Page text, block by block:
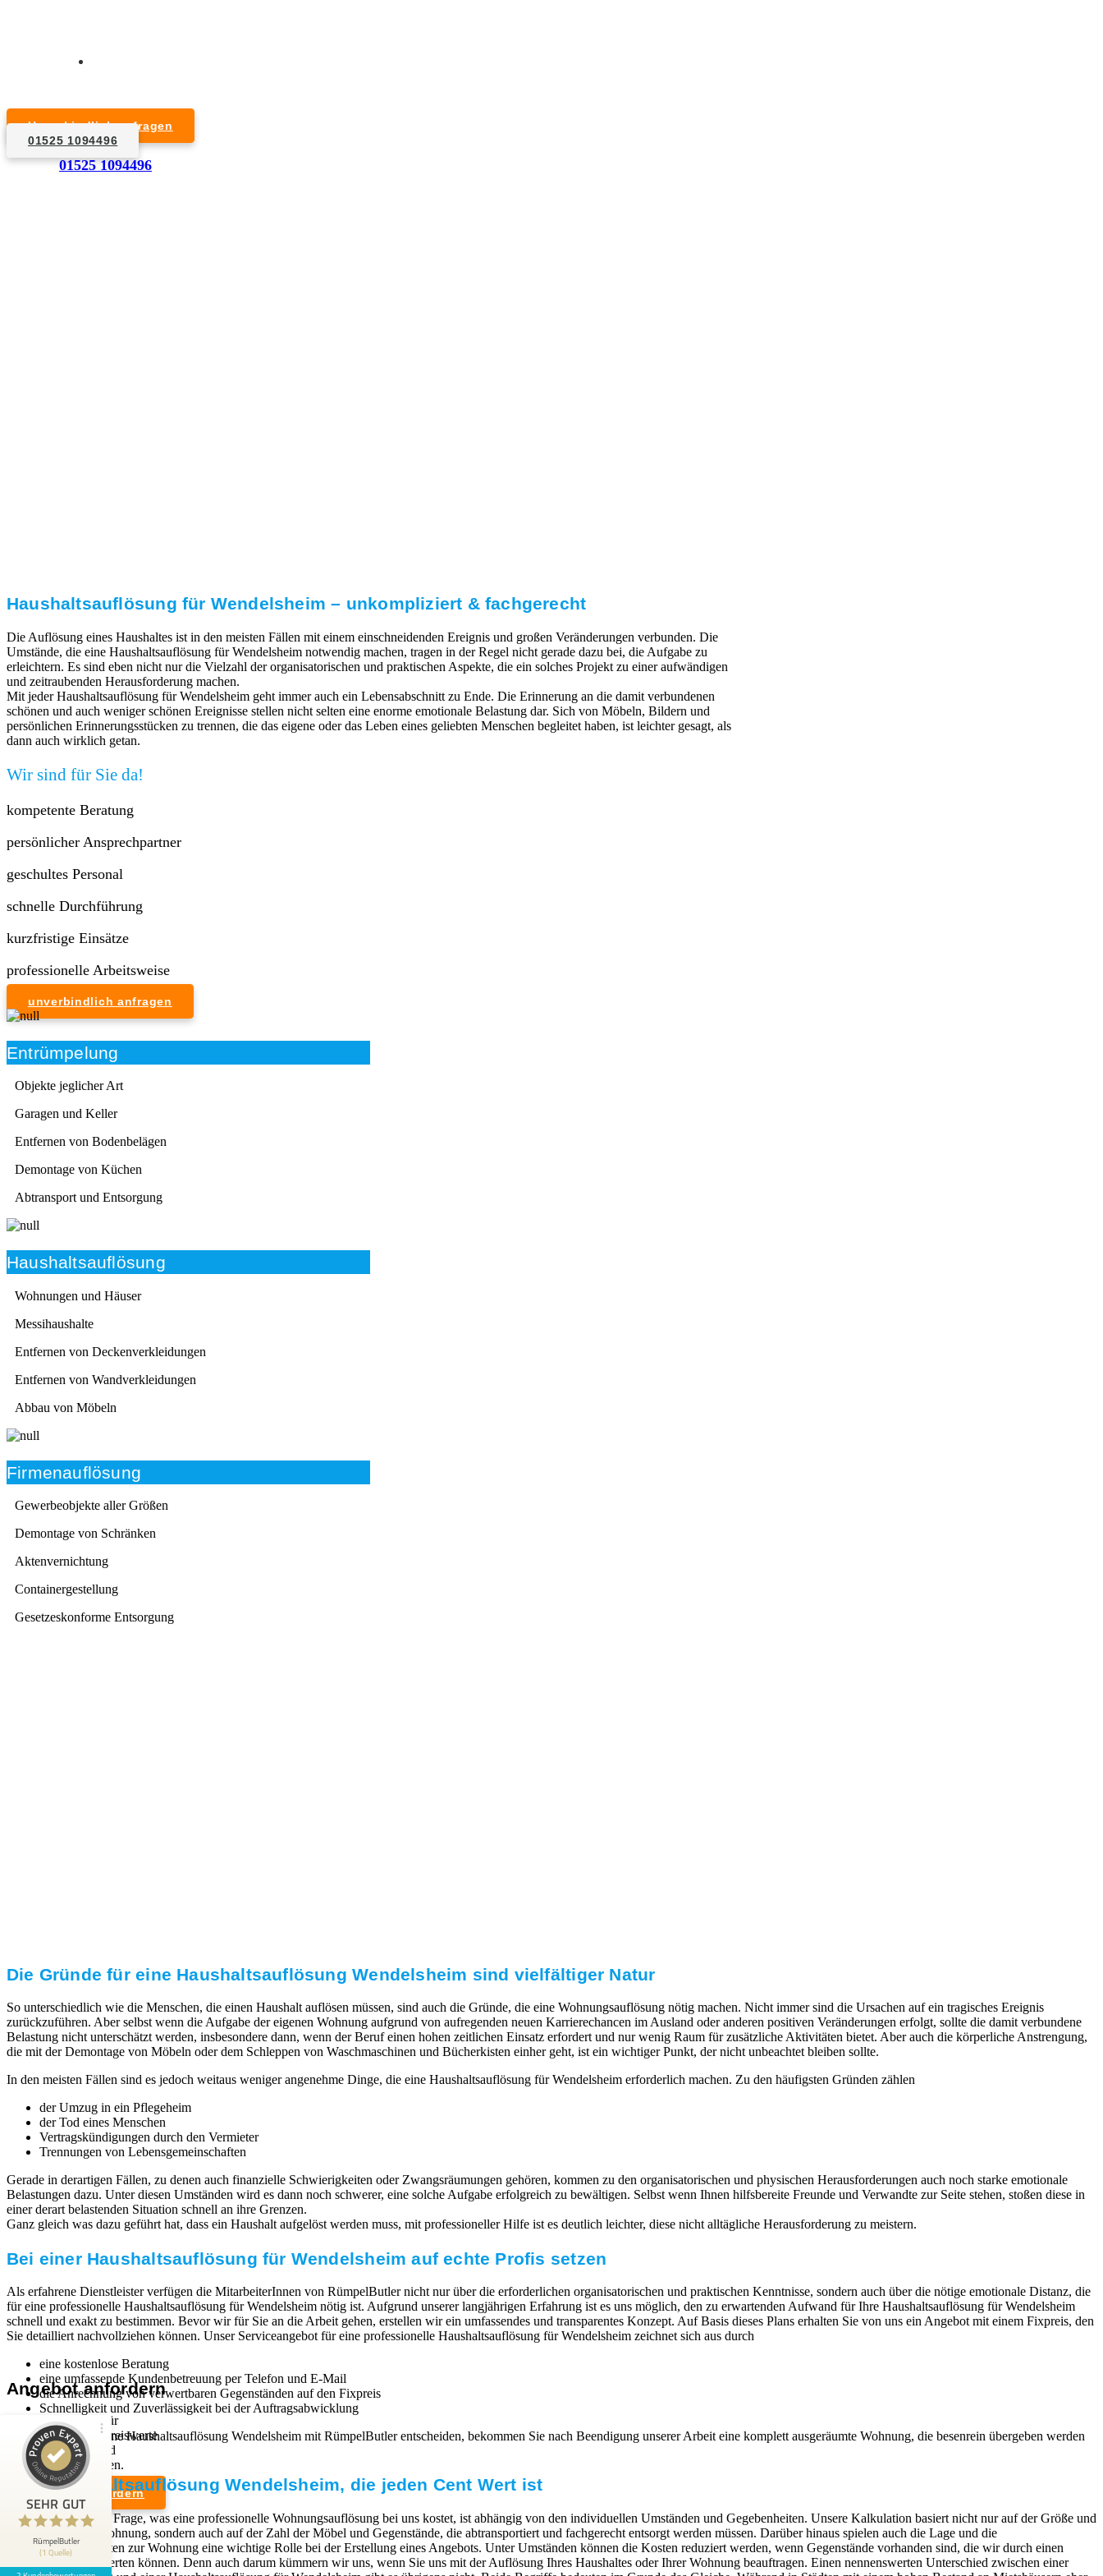
01525 1094496
Unverbindlich anfragen
01525 1094496
1. Anfrage
Haushaltsauflösung für Wendelsheim – unkompliziert & fachgerecht
Die Auflösung eines Haushaltes ist in den meisten Fällen mit einem einschneidenden Ereignis und großen Veränderungen verbunden. Die
Umstände, die eine Haushaltsauflösung für Wendelsheim notwendig machen, tragen in der Regel nicht gerade dazu bei, die Aufgabe zu
erleichtern. Es sind eben nicht nur die Vielzahl der organisatorischen und praktischen Aspekte, die ein solches Projekt zu einer aufwändigen
und zeitraubenden Herausforderung machen.
Mit jeder Haushaltsauflösung für Wendelsheim geht immer auch ein Lebensabschnitt zu Ende. Die Erinnerung an die damit verbundenen
schönen und auch weniger schönen Ereignisse stellen nicht selten eine enorme emotionale Belastung dar. Sich von Möbeln, Bildern und
persönlichen Erinnerungsstücken zu trennen, die das eigene oder das Leben eines geliebten Menschen begleitet haben, ist leichter gesagt, als
dann auch wirklich getan.
Wir sind für Sie da!
kompetente Beratung
persönlicher Ansprechpartner
geschultes Personal
schnelle Durchführung
kurzfristige Einsätze
professionelle Arbeitsweise
unverbindlich anfragen
Entrümpelung
Objekte jeglicher Art
Garagen und Keller
Entfernen von Bodenbelägen
Demontage von Küchen
Abtransport und Entsorgung
Haushaltsauflösung
Wohnungen und Häuser
Messihaushalte
Entfernen von Deckenverkleidungen
Entfernen von Wandverkleidungen
Abbau von Möbeln
Firmenauflösung
Gewerbeobjekte aller Größen
Demontage von Schränken
Aktenvernichtung
Containergestellung
Gesetzeskonforme Entsorgung
Die Gründe für eine Haushaltsauflösung Wendelsheim sind vielfältiger Natur
So unterschiedlich wie die Menschen, die einen Haushalt auflösen müssen, sind auch die Gründe, die eine Wohnungsauflösung nötig machen. Nicht immer sind die Ursachen auf ein tragisches Ereignis
zurückzuführen. Aber selbst wenn die Aufgabe der eigenen Wohnung aufgrund von aufregenden neuen Karrierechancen im Ausland oder anderen positiven Veränderungen erfolgt, sollte die damit verbundene
Belastung nicht unterschätzt werden, insbesondere dann, wenn der Beruf einen hohen zeitlichen Einsatz erfordert und nur wenig Raum für zusätzliche Aktivitäten bietet. Aber auch die körperliche Anstrengung,
die mit der Demontage von Möbeln oder dem Schleppen von Waschmaschinen und Bücherkisten einher geht, ist ein wichtiger Punkt, der nicht unbeachtet bleiben sollte.
In den meisten Fällen sind es jedoch weitaus weniger angenehme Dinge, die eine Haushaltsauflösung für Wendelsheim erforderlich machen. Zu den häufigsten Gründen zählen
der Umzug in ein Pflegeheim
der Tod eines Menschen
Vertragskündigungen durch den Vermieter
Trennungen von Lebensgemeinschaften
Gerade in derartigen Fällen, zu denen auch finanzielle Schwierigkeiten oder Zwangsräumungen gehören, kommen zu den organisatorischen und physischen Herausforderungen auch noch starke emotionale
Belastungen dazu. Unter diesen Umständen wird es dann noch schwerer, eine solche Aufgabe erfolgreich zu bewältigen. Selbst wenn Ihnen hilfsbereite Freunde und Verwandte zur Seite stehen, stoßen diese in
einer derart belastenden Situation schnell an ihre Grenzen.
Ganz gleich was dazu geführt hat, dass ein Haushalt aufgelöst werden muss, mit professioneller Hilfe ist es deutlich leichter, diese nicht alltägliche Herausforderung zu meistern.
Bei einer Haushaltsauflösung für Wendelsheim auf echte Profis setzen
Als erfahrene Dienstleister verfügen die MitarbeiterInnen von RümpelButler nicht nur über die erforderlichen organisatorischen und praktischen Kenntnisse, sondern auch über die nötige emotionale Distanz, die
für eine professionelle Haushaltsauflösung für Wendelsheim nötig ist. Aufgrund unserer langjährigen Erfahrung ist es uns möglich, den zu erwartenden Aufwand für Ihre Haushaltsauflösung für Wendelsheim
schnell und exakt zu bestimmen. Bevor wir für Sie an die Arbeit gehen, erstellen wir ein umfassendes und transparentes Konzept. Auf Basis dieses Plans erhalten Sie von uns ein Angebot mit einem Fixpreis, den
Sie detailliert nachvollziehen können. Unser Serviceangebot für eine professionelle Haushaltsauflösung für Wendelsheim zeichnet sich aus durch
eine kostenlose Beratung
eine umfassende Kundenbetreuung per Telefon und E-Mail
die Anrechnung von verwertbaren Gegenständen auf den Fixpreis
Schnelligkeit und Zuverlässigkeit bei der Auftragsabwicklung
Wenn Sie sich für eine Haushaltsauflösung Wendelsheim mit RümpelButler entscheiden, bekommen Sie nach Beendigung unserer Arbeit eine komplett ausgeräumte Wohnung, die besenrein übergeben werden
kann.
Eine Haushaltsauflösung Wendelsheim, die jeden Cent Wert ist
Die Antwort auf die Frage, was eine professionelle Wohnungsauflösung bei uns kostet, ist abhängig von den individuellen Umständen und Gegebenheiten. Unsere Kalkulation basiert nicht nur auf der Größe und
dem Zustand der Wohnung, sondern auch auf der Zahl der Möbel und Gegenstände, die abtransportiert und fachgerecht entsorgt werden müssen. Darüber hinaus spielen auch die Lage und die
Zugangsmöglichkeiten zur Wohnung eine wichtige Rolle bei der Erstellung eines Angebots. Unter Umständen können die Kosten reduziert werden, wenn Gegenstände vorhanden sind, die wir durch einen
Weiterverkauf verwerten können. Denn auch darum kümmern wir uns, wenn Sie uns mit der Auflösung Ihres Haushaltes oder Ihrer Wohnung beauftragen. Einen nennenswerten Unterschied zwischen einer
Angebot anfordern
Wir sind Experten für
professionelle und preiswerte
Entrümpelungen und
Haushaltsauflösungen.
Angebot anfordern
Rechtliches
Impressum
SEHR GUT
RümpelButler
(1 Quelle)
Kundenbewertungen und Erfahrungen zu
RümpelButler
SEHR GUT
5,00 / 5,00
Bewertungen von 1
anderen Quelle